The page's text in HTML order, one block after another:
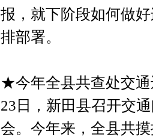
报，就下阶段如何做
排部署。
★今年全县共查处交通
23日，新田县召开交
会。今年来，全县共